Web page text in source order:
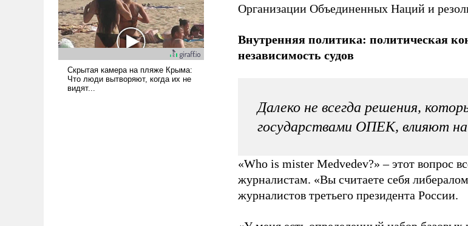
Организации Объединенных Наций и
Внутренняя политика: политическая
независимость судов
Далеко не всегда решения,
государствами ОПЕК, влияют
«Who is mister Medvedev?» – этот вопрос
журналистам. «Вы считаете себя
журналистов третьего президента России.